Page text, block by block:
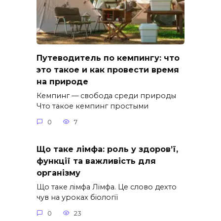
Путеводитель по кемпингу: что
это такое и как провести время
на природе
Кемпинг — свобода среди природы
Что такое кемпинг простыми
0 7
Що таке лімфа: роль у здоров’ї,
функції та важливість для
організму
Що таке лімфа Лімфа. Це слово дехто
чув на уроках біології
0 23